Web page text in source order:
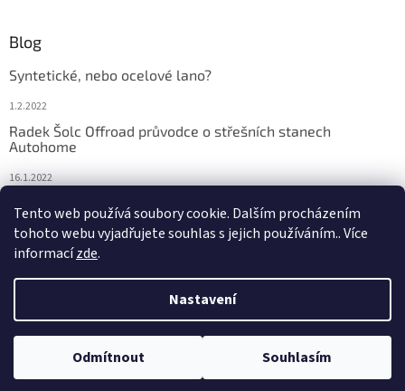
Tento web používá soubory cookie. Dalším procházením
tohoto webu vyjadřujete souhlas s jejich používáním.. Více
informacízde.
Nastavení
Odmítnout Souhlasím
Blog
Syntetické, nebo ocelové lano?
1.2.2022
Radek Šolc Offroad průvodce o střešních stanech
Autohome
16.1.2022
4.2.2021
Vytvořil Shoptet
Copyright 2026TOOMICH 4x4 E-shop . Všechna práva vyhrazena.